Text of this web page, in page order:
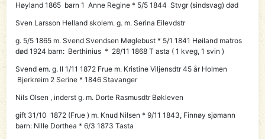
Høyland 1865 barn 1 Anne Regine * 5/5 1844 Stvgr (sindsvag) død
Sven Larsson Helland skolem. g. m. Serina Eilevdstr
g. 5/5 1865 m. Svend Svendsen Møglebust * 5/1 1841 Høiland matros
død 1924 barn: Berthinius * 28/11 1868 T asta ( 1 kveg, 1 svin )
Svendem. g. II 1/11 1872 Frue m. Kristine Viljensdtr 45 år Holmen
Bjerkreim 2 Serine * 1846 Stavanger
Nils Olsen , inderst g. m. Dorte Rasmusdtr Bøkleven
gift 31/10 1872 (Frue ) m. Knud Nilsen * 9/11 1843, Finnøy sjømann
barn: Nille Dorthea * 6/3 1873 Tasta